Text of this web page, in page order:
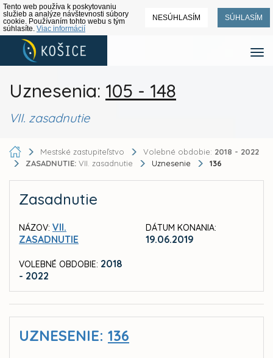
Tento web používa k poskytovaniu
služieb a analýze návštevnosti súbory
cookie. Používaním tohto webu s tým
súhlasíte. Viac informácií
NESÚHLASÍM SÚHLASÍM
Uznesenia: 105 - 148
VII. zasadnutie
Mestské zastupiteľstvo Volebné obdobie: 2018 - 2022
ZASADNUTIE: VII. zasadnutie Uznesenie 136
Zasadnutie
NÁZOV: VII.
ZASADNUTIE
VOLEBNÉ OBDOBIE: 2018
- 2022
DÁTUM KONANIA:
19.06.2019
UZNESENIE: 136